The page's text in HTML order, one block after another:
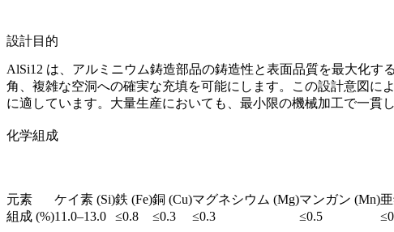
設計目的
AlSi12 は、アルミニウム鋳造部品の鋳造性と表面品質を最大化
角、複雑な空洞への確実な充填を可能にします。この設計意図に
に適しています。大量生産においても、最小限の機械加工で一貫
化学組成
元素 ケイ素 (Si)鉄 (Fe)銅 (Cu)マグネシウム (Mg)マンガン (Mn)
組成 (%)11.0–13.0 ≤0.8 ≤0.3 ≤0.3 ≤0.5